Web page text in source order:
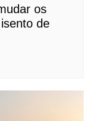
os
isento de